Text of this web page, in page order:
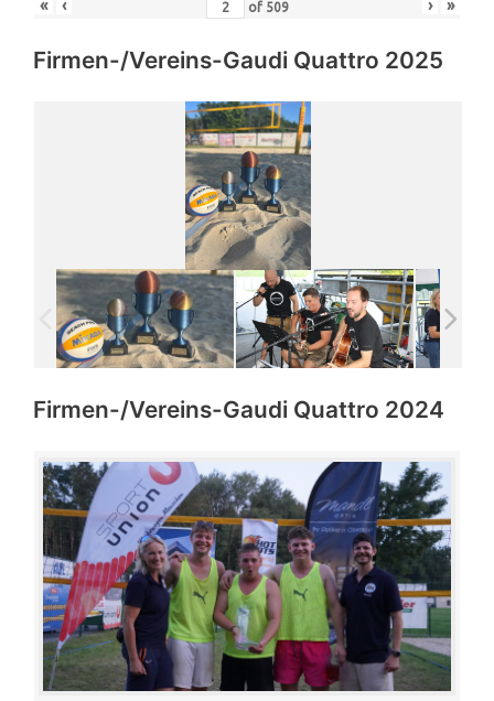
« ‹ of 509 › »
Firmen-/Vereins-Gaudi Quattro 2025
Firmen-/Vereins-Gaudi Quattro 2024